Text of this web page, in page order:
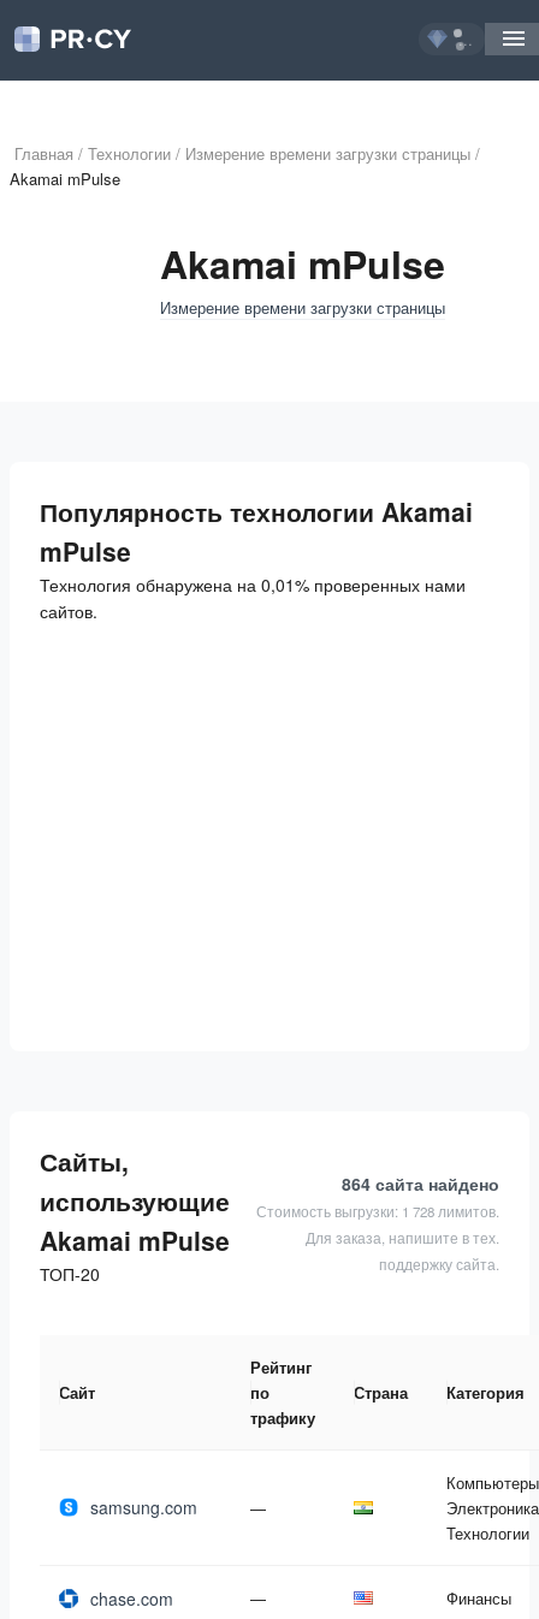
...
Главная / Технологии / Измерение времени загрузки страницы /
Akamai mPulse
Akamai mPulse
Измерение времени загрузки страницы
Популярность технологии Akamai
mPulse
Технология обнаружена на 0,01% проверенных нами
сайтов.
Сайты,
использующие
Akamai mPulse
ТОП-20
864 сайта найдено
Стоимость выгрузки: 1 728 лимитов.
Для заказа, напишите в тех.
поддержку сайта.
Сайт
Рейтинг
по
трафику
Страна Категория
samsung.com —
Технологии
chase.com — Финансы